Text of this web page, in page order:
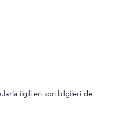
ilgili en son bilgileri de